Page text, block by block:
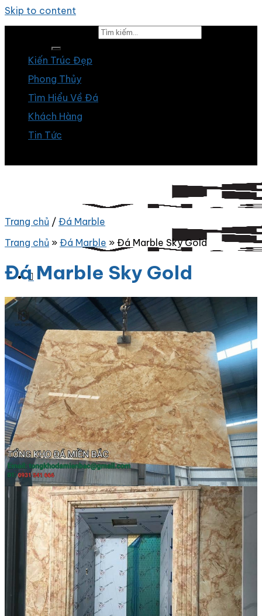
Skip to content
Kiến Trúc Đẹp
Phong Thủy
Tìm Hiểu Về Đá
Khách Hàng
Tin Tức
Danh Mục Sản Phẩm
Đá Granite
Đá Granite Màu Vàng
Đá Granite Màu Xám
Đá Granite Màu Đen
Đá Granite Màu Xanh
Đá Granite Màu Nâu
Đá Granite Màu Đỏ
Đá Travertine
Đá Marble
Đá Marble Màu Kem
Đá Marble Màu Nâu
Đá Marble Màu Đen
Đá Marble Màu Đỏ
Trang chủ / Đá Marble
Trang chủ » Đá Marble » Đá Marble Sky Gold
Đá Marble Sky Gold